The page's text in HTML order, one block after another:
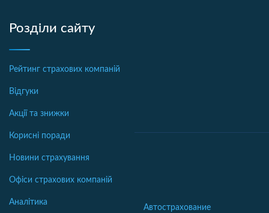
Розділи сайту
Рейтинг страхових компаній
Відгуки
Акції та знижки
Корисні поради
Новини страхування
Офіси страхових компаній
Аналітика
Автострахование